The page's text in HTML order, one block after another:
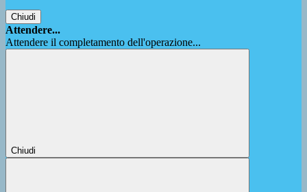
Chiudi
Attendere...
Attendere il completamento dell'operazione...
Chiudi